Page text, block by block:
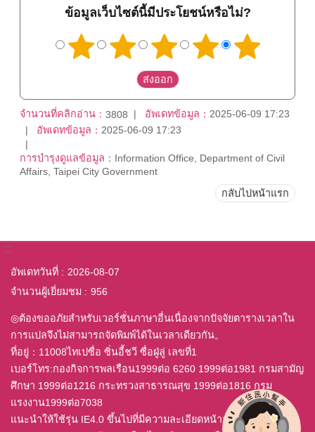
ข้อมูลเว็บไซต์นี้มีประโยชน์หรือไม่?
จำนวนที่คลิกอ่าน： 3808 อัพเดทข้อมูล： 2025-06-09 17:23
อัพเดทข้อมูล： 2025-06-09 17:23
การบำรุงดูแลข้อมูล： Information Office, Department of Civil
Affairs, Taipei City Government
กลับไปหน้าแรก
:::
อัพเดทวันที่
2026-08-07
จำนวนผู้เยี่ยมชม
956
◎ต้องขออภัยสำหรับเวอร์ชั่นภาษาอื่นเนื่องจากปัจจัยตารางเวลาใน
การแปลจึงไม่สามารถจัดพิมพ์ได้ในเวลาเดียวกัน。
ที่อยู่：11008ไทเปซื่อ ซิ่นอี้ชวี ซื่อฝู่ลู่ เลขที่1
เบอร์โทร:กองกิจการพลเรือน1999ต่อ 6260 1999ต่อ1981 กรมสามัญ
ศึกษา 1999ต่อ1216 กระทรวงสาธารณสุข 1999ต่อ1816 กรม
แรงงาน1999ต่อ7038
แนะนำให้ใช้รุ่น IE4.0 ขึ้นไปที่มีความละเอียดหน้าจอ 800x600